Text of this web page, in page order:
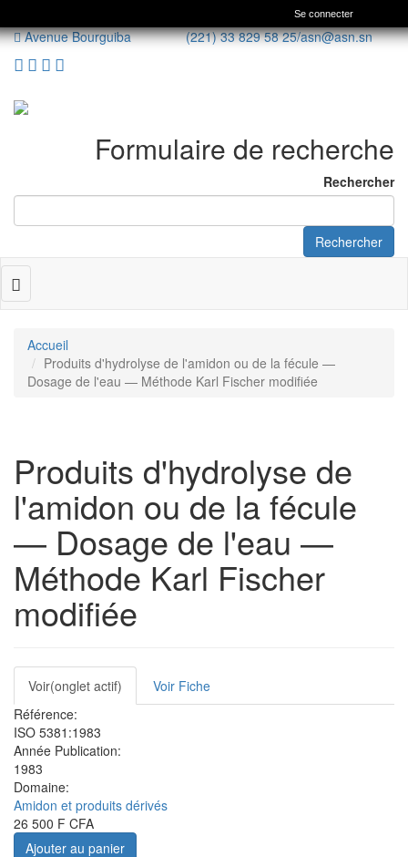
Se connecter
Avenue Bourguiba (221) 33 829 58 25/asn@asn.sn
Formulaire de recherche
Rechercher
Rechercher
Toggle
navigation
Accueil
Produits d'hydrolyse de l'amidon ou de la fécule —
Dosage de l'eau — Méthode Karl Fischer modifiée
Produits d'hydrolyse de
l'amidon ou de la fécule
— Dosage de l'eau —
Méthode Karl Fischer
modifiée
Onglets
principaux
Voir(onglet actif)
Voir Fiche
Référence:
ISO 5381:1983
Année Publication:
1983
Domaine:
Amidon et produits dérivés
26 500 F CFA
Ajouter au panier